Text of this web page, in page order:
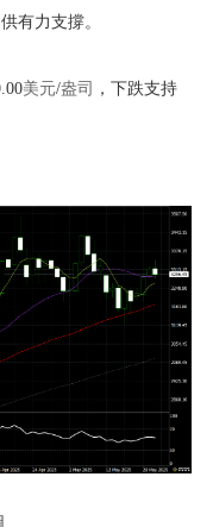
有力支撐。
美元/盎司
，下跌支持